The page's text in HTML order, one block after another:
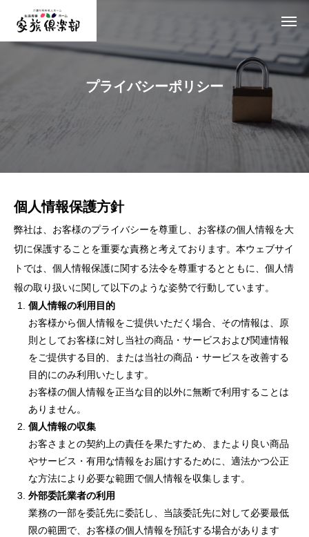
プライバシーポリシー
個人情報保護方針
弊社は、お客様のプライバシーを尊重し、お客様の個人情報を大
切に保護することを重要な責務と考えております。本ウェブサイ
トでは、個人情報保護に関する法令を尊重するとともに、個人情
報の取り扱いに関して以下のような姿勢で行動しています。
個人情報の利用目的
お客様から個人情報をご提供いただく場合、その情報は、原
則としてお客様に対し当社の商品・サービスおよび関連情報
をご提供する目的、または当社の商品・サービスを改善する
目的にのみ利用いたします。
お客様の個人情報を正当な目的以外に無断で利用することは
ありません。
個人情報の収集
お客さまとの契約上の責任を果たすため、またより良い商品
やサービス・有用な情報をお届けするために、適法かつ公正
な方法により必要な範囲で個人情報を収集します。
外部委託業者の利用
業務の一部を委託先に委託し、当該委託先に対して必要最低
限の範囲で、お客様の個人情報を預託する場合があります